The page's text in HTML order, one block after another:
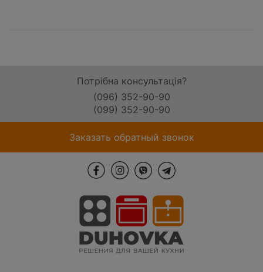
Потрібна консультація?
(096) 352-90-90
(099) 352-90-90
Заказать обратный звонок